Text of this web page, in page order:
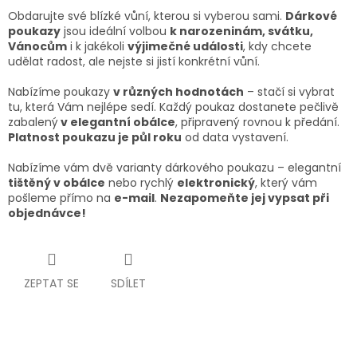
Obdarujte své blízké vůní, kterou si vyberou sami. Dárkové
poukazy jsou ideální volbou k narozeninám, svátku,
Vánocům i k jakékoli výjimečné události, kdy chcete
udělat radost, ale nejste si jistí konkrétní vůní.
Nabízíme poukazy v různých hodnotách – stačí si vybrat
tu, která Vám nejlépe sedí. Každý poukaz dostanete pečlivě
zabalenýv elegantní obálce, připravený rovnou k předání.
Platnost poukazu je půl roku od data vystavení.
Nabízíme vám dvě varianty dárkového poukazu – elegantní
tištěný v obálce nebo rychlý elektronický, který vám
pošleme přímo na e-mail. Nezapomeňte jej vypsat při
objednávce!
ZEPTAT SE SDÍLET